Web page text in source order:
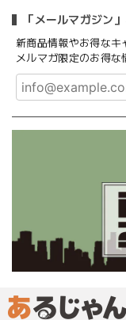
「メールマガジン
新商品情報やお得なキ
メルマガ限定のお得な